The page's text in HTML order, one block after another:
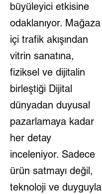
büyüleyici etkisine
odaklanıyor. Mağaza
içi trafik akışından
vitrin sanatına,
fiziksel ve dijitalin
birleştiği Dijital
dünyadan duyusal
pazarlamaya kadar
her detay
inceleniyor. Sadece
ürün satmayı değil,
teknoloji ve duyguyla